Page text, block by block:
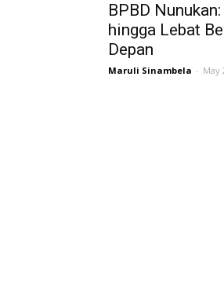
BPBD
hingga Lebat
Depan
Maruli Sinambela - May